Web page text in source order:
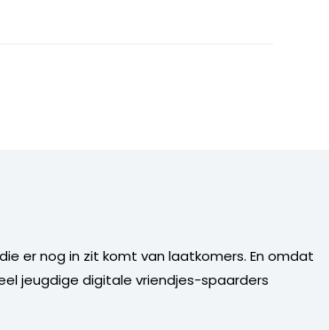
er nog in zit komt van laatkomers. En omdat
jeugdige digitale vriendjes-spaarders